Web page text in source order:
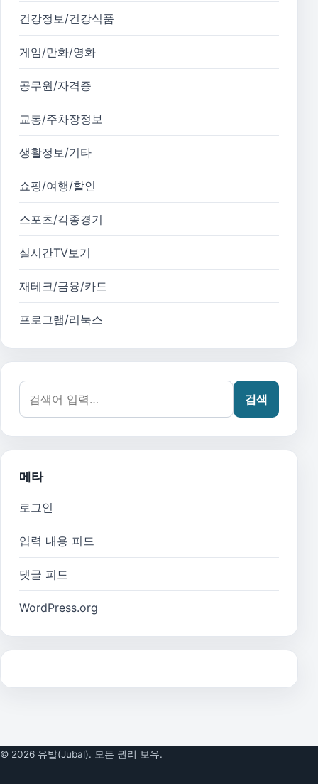
건강정보/건강식품
게임/만화/영화
공무원/자격증
교통/주차장정보
생활정보/기타
쇼핑/여행/할인
스포츠/각종경기
실시간TV보기
재테크/금융/카드
프로그램/리눅스
검색어:
검색
메타
로그인
입력 내용 피드
댓글 피드
WordPress.org
© 2026 유발(Jubal). 모든 권리 보유.